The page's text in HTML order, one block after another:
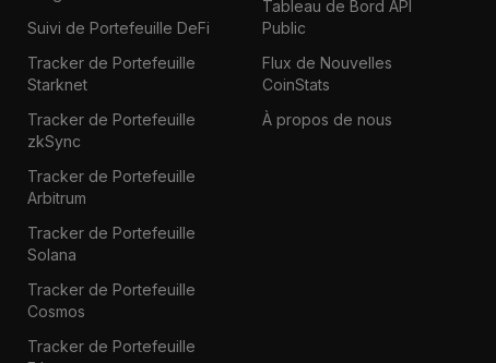
Suivi de Portefeuille DeFi
Tracker de Portefeuille
Starknet
Tracker de Portefeuille
zkSync
Tracker de Portefeuille
Arbitrum
Tracker de Portefeuille
Solana
Tracker de Portefeuille
Cosmos
Tracker de Portefeuille
Tableau de Bord API
Public
Flux de Nouvelles
CoinStats
À propos de nous